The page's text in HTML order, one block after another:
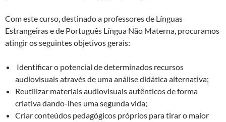
Com este curso, destinado a professores de Línguas
Estrangeiras e de Português Língua Não Materna, procuramos
atingir os seguintes objetivos gerais:
Identificar o potencial de determinados recursos
audiovisuais através de uma análise didática alternativa;
Reutilizar materiais audiovisuais autênticos de forma
criativa dando-lhes uma segunda vida;
Criar conteúdos pedagógicos próprios para tirar o maior